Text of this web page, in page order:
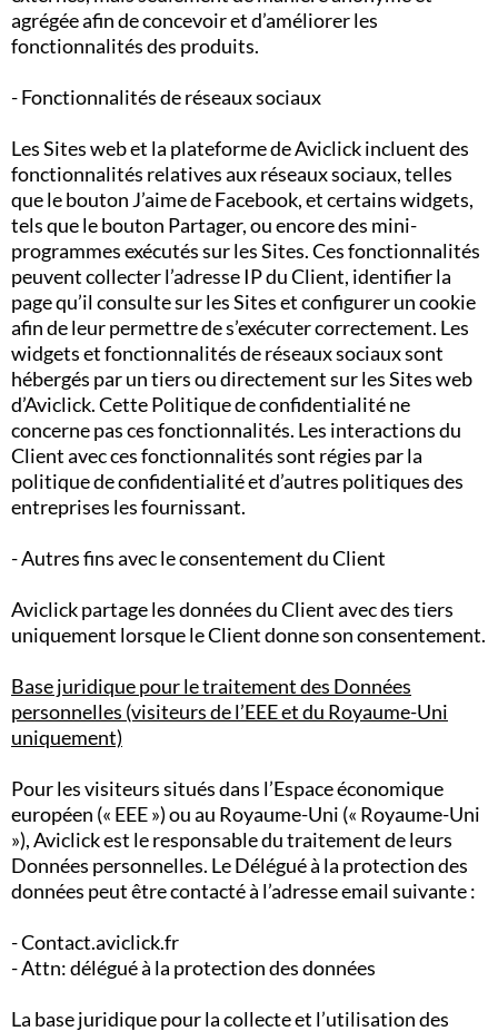
agrégée afin de concevoir et d’améliorer les
fonctionnalités des produits.
- Fonctionnalités de réseaux sociaux
Les Sites web et la plateforme de Aviclick incluent des
fonctionnalités relatives aux réseaux sociaux, telles
que le bouton J’aime de Facebook, et certains widgets,
tels que le bouton Partager, ou encore des mini-
programmes exécutés sur les Sites. Ces fonctionnalités
peuvent collecter l’adresse IP du Client, identifier la
page qu’il consulte sur les Sites et configurer un cookie
afin de leur permettre de s’exécuter correctement. Les
widgets et fonctionnalités de réseaux sociaux sont
hébergés par un tiers ou directement sur les Sites web
d’Aviclick. Cette Politique de confidentialité ne
concerne pas ces fonctionnalités. Les interactions du
Client avec ces fonctionnalités sont régies par la
politique de confidentialité et d’autres politiques des
entreprises les fournissant.
- Autres fins avec le consentement du Client
Aviclick partage les données du Client avec des tiers
uniquement lorsque le Client donne son consentement.
Base juridique pour le traitement des Données
personnelles (visiteurs de l’EEE et du Royaume-Uni
uniquement)
Pour les visiteurs situés dans l’Espace économique
européen (« EEE ») ou au Royaume-Uni (« Royaume-Uni
»), Aviclick est le responsable du traitement de leurs
Données personnelles. Le Délégué à la protection des
données peut être contacté à l’adresse email suivante :
- Contact.aviclick.fr
- Attn: délégué à la protection des données
La base juridique pour la collecte et l’utilisation des